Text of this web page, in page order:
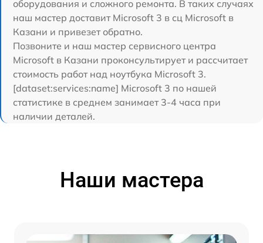
оборудования и сложного ремонта. В таких случаях
наш мастер доставит Microsoft 3 в сц Microsoft в
Казани и привезет обратно.
Позвоните и наш мастер сервисного центра
Microsoft в Казани проконсультирует и рассчитает
стоимость работ над ноутбука Microsoft 3.
[dataset:services:name] Microsoft 3 по нашей
статистике в среднем занимает 3-4 часа при
наличии деталей.
Наши мастера